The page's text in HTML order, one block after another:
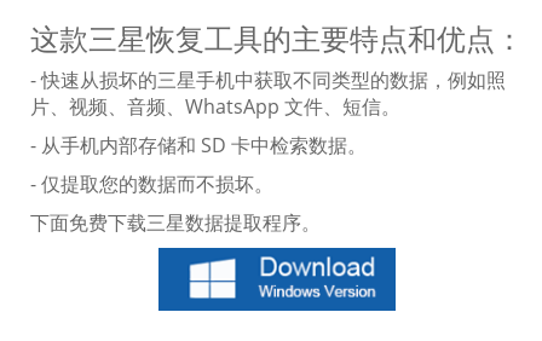
这款三星恢复工具的主要特点和优点：
- 快速从损坏的三星手机中获取不同类型的数据，例如照
片、视频、音频、WhatsApp 文件、短信。
- 从手机内部存储和 SD 卡中检索数据。
- 仅提取您的数据而不损坏。
下面免费下载三星数据提取程序。